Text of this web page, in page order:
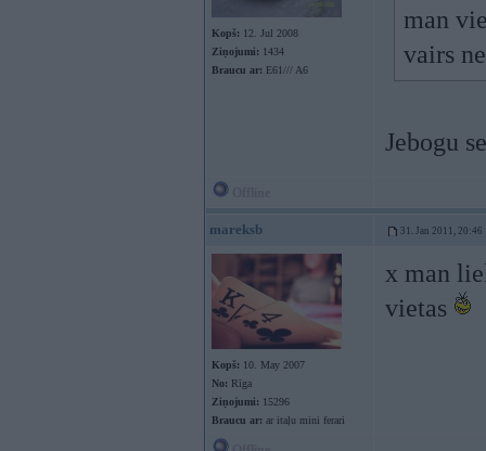
Kopš: 12. Jul 2008
Ziņojumi: 1434
Braucu ar: E61/// A6
man
vairs
Jebogu
mareksb 31. Jan 2011, 20:46
Kopš: 10. May 2007
No: Rīga
Ziņojumi: 15296
Braucu ar: ar itaļu mini ferari
x man
vietas